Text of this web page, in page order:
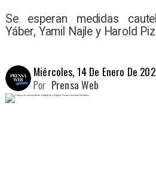
Se esperan medidas
Yáber, Yamil Najle y Harold
Miércoles, 14 De Enero De
Prensa Web
Por